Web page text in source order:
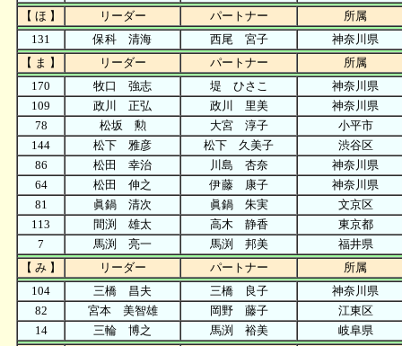
【 ほ 】
リーダー パートナー
所属
131
保科 清海 西尾 宮子
神奈川県
【 ま 】
リーダー パートナー
所属
170
牧口 強志 堤 ひさこ
神奈川県
109
政川 正弘 政川 里美
神奈川県
78
松坂 勲 大宮 淳子
小平市
144
松下 雅彦 松下 久美子
渋谷区
86
松田 幸治 川島 杏奈
神奈川県
64
松田 伸之 伊藤 康子
神奈川県
81
眞鍋 清次 眞鍋 朱実
文京区
113
間渕 雄太 高木 静香
東京都
7
馬渕 亮一 馬渕 邦美
福井県
【 み 】
リーダー パートナー
所属
104
三橋 昌夫 三橋 良子
神奈川県
82
宮本 美智雄 岡野 藤子
江東区
14
三輪 博之 馬渕 裕美
岐阜県